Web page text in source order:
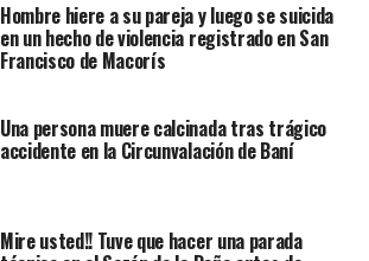
Hombre hiere a su pareja y luego se suicida
en un hecho de violencia registrado en San
Francisco de Macorís
Una persona muere calcinada tras trágico
accidente en la Circunvalación de Baní
Mire usted!! Tuve que hacer una parada